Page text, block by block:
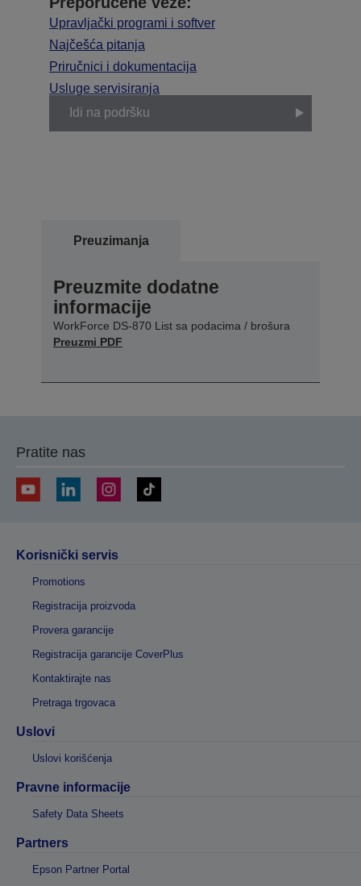
Upravljački programi i softver
Najčešća pitanja
Priručnici i dokumentacija
Usluge servisiranja
Idi na podršku
Preuzimanja
Preuzmite dodatne
informacije
WorkForce DS-870 List sa podacima / brošura
Preuzmi PDF
Pratite nas
Korisnički servis
Promotions
Registracija proizvoda
Provera garancije
Registracija garancije CoverPlus
Kontaktirajte nas
Pretraga trgovaca
Uslovi
Uslovi korišćenja
Pravne informacije
Safety Data Sheets
Partners
Epson Partner Portal